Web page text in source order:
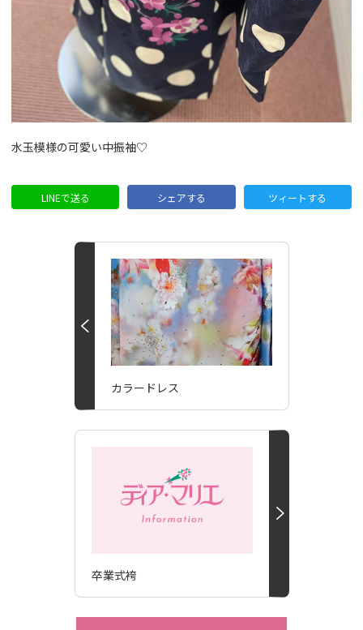
水玉模様の可愛い中振袖♡
LINEで送る シェアする ツィートする
カラードレス
卒業式袴